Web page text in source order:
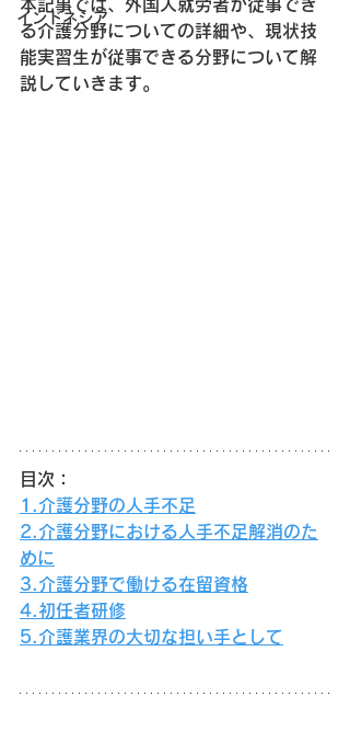
インドネシア
本記事では、外国人就労者が従事でき
る介護分野についての詳細や、現状技
能実習生が従事できる分野について解
説していきます。
目次：
1.介護分野の人手不足
2.介護分野における人手不足解消のた
めに
3.介護分野で働ける在留資格
4.初任者研修
5.介護業界の大切な担い手として